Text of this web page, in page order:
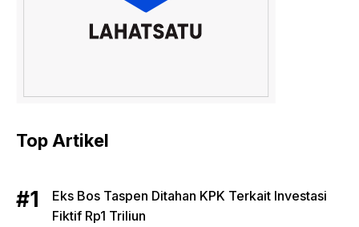
Top Artikel
Eks Bos Taspen Ditahan KPK Terkait Investasi
Fiktif Rp1 Triliun